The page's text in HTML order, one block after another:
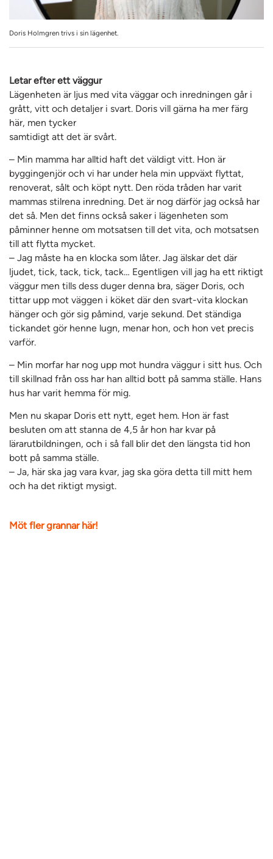
Doris Holmgren trivs i sin lägenhet.
Letar efter ett väggur
Lägenheten är ljus med vita väggar och inredningen går i
grått, vitt och detaljer i svart. Doris vill gärna ha mer färg
här, men tycker
samtidigt att det är svårt.
– Min mamma har alltid haft det väldigt vitt. Hon är
byggingenjör och vi har under hela min uppväxt flyttat,
renoverat, sålt och köpt nytt. Den röda tråden har varit
mammas stilrena inredning. Det är nog därför jag också har
det så. Men det finns också saker i lägenheten som
påminner henne om motsatsen till det vita, och motsatsen
till att flytta mycket.
– Jag måste ha en klocka som låter. Jag älskar det där
ljudet, tick, tack, tick, tack… Egentligen vill jag ha ett riktigt
väggur men tills dess duger denna bra, säger Doris, och
tittar upp mot väggen i köket där den svart-vita klockan
hänger och gör sig påmind, varje sekund. Det ständiga
tickandet gör henne lugn, menar hon, och hon vet precis
varför.
– Min morfar har nog upp mot hundra väggur i sitt hus. Och
till skillnad från oss har han alltid bott på samma ställe. Hans
hus har varit hemma för mig.
Men nu skapar Doris ett nytt, eget hem. Hon är fast
besluten om att stanna de 4,5 år hon har kvar på
lärarutbildningen, och i så fall blir det den längsta tid hon
bott på samma ställe.
– Ja, här ska jag vara kvar, jag ska göra detta till mitt hem
och ha det riktigt mysigt.
Möt fler grannar här!